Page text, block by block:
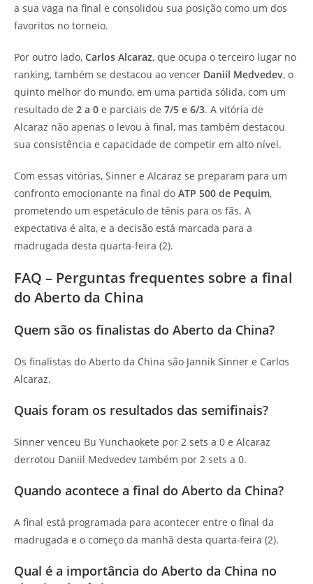
a sua vaga na final e consolidou sua posição como um dos
favoritos no torneio.
Por outro lado, Carlos Alcaraz, que ocupa o terceiro lugar no
ranking, também se destacou ao vencer Daniil Medvedev, o
quinto melhor do mundo, em uma partida sólida, com um
resultado de 2 a 0 e parciais de 7/5 e 6/3. A vitória de
Alcaraz não apenas o levou à final, mas também destacou
sua consistência e capacidade de competir em alto nível.
Com essas vitórias, Sinner e Alcaraz se preparam para um
confronto emocionante na final do ATP 500 de Pequim,
prometendo um espetáculo de tênis para os fãs. A
expectativa é alta, e a decisão está marcada para a
madrugada desta quarta-feira (2).
FAQ – Perguntas frequentes sobre a final
do Aberto da China
Quem são os finalistas do Aberto da China?
Os finalistas do Aberto da China são Jannik Sinner e Carlos
Alcaraz.
Quais foram os resultados das semifinais?
Sinner venceu Bu Yunchaokete por 2 sets a 0 e Alcaraz
derrotou Daniil Medvedev também por 2 sets a 0.
Quando acontece a final do Aberto da China?
A final está programada para acontecer entre o final da
madrugada e o começo da manhã desta quarta-feira (2).
Qual é a importância do Aberto da China no